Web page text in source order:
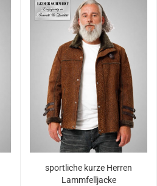
sport­li­che kurze Her­ren
Lamm­fell­ja­cke